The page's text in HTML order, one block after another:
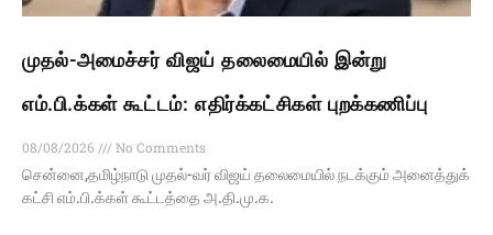
முதல்-அமைச்சர் விஜய் தலைமையில் இன்று
எம்.பி.க்கள் கூட்டம்: எதிர்க்கட்சிகள் புறக்கணிப்பு
08/08/2026
No Comments
சென்னை,தமிழ்நாடு முதல்-வர் விஜய் தலைமையில் நடக்கும் அனைத்துக்
கட்சி எம்.பி.க்கள் கூட்டத்தை அ.தி.மு.க.